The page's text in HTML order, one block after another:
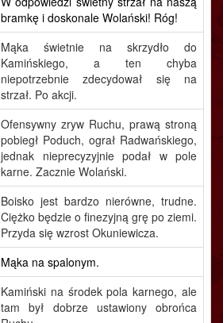
bramkę i doskonale Wolański! Róg!
Mąka świetnie na skrzydło do
Kamińskiego, a ten chyba
niepotrzebnie zdecydował się na
strzał. Po akcji.
Ofensywny zryw Ruchu, prawą stroną
pobiegł Poduch, ograł Radwańskiego,
jednak nieprecyzyjnie podał w pole
karne. Zacznie Wolański.
Boisko jest bardzo nierówne, trudne.
Ciężko będzie o finezyjną grę po ziemi.
Przyda się wzrost Okuniewicza.
Mąka na spalonym.
Kamiński na środek pola karnego, ale
tam był dobrze ustawiony obrońca